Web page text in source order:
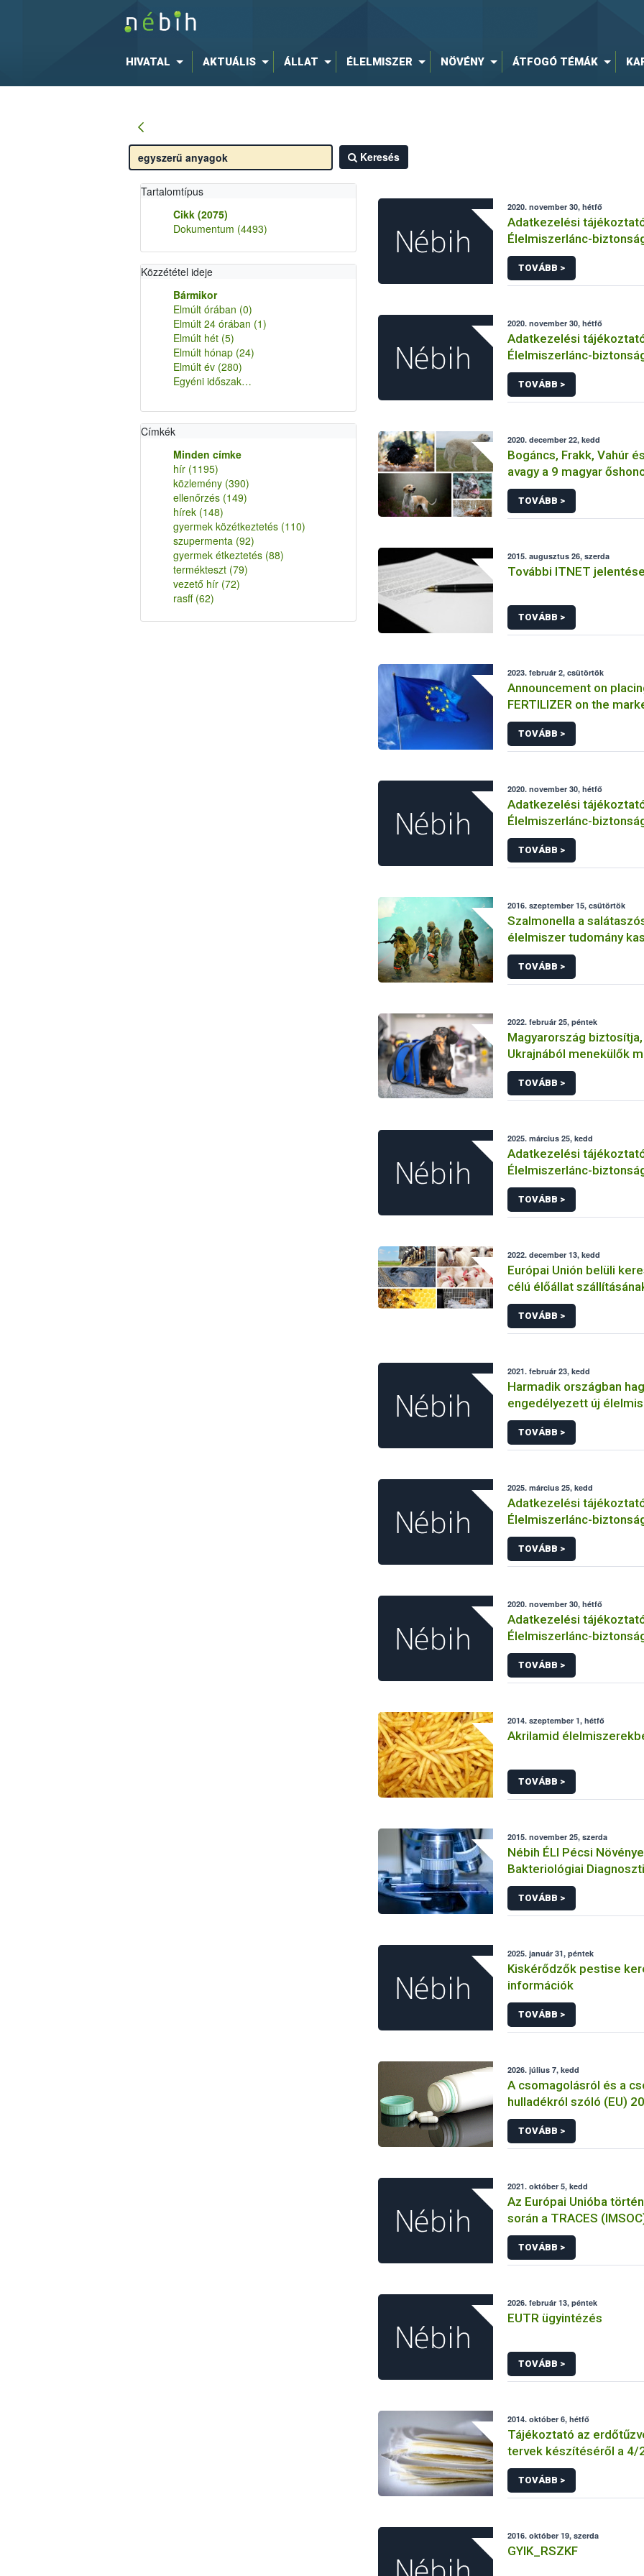
HIVATAL AKTUÁLIS ÁLLAT ÉLELMISZER NÖVÉNY ÁTFOGÓ TÉMÁK
Keresés
Tartalomtípus
Cikk (2075)
Dokumentum (4493)
Közzététel ideje
Bármikor
Elmúlt órában (0)
Elmúlt 24 órában (1)
Elmúlt hét (5)
Elmúlt hónap (24)
Elmúlt év (280)
Egyéni időszak…
Címkék
Minden címke
hír (1195)
közlemény (390)
ellenőrzés (149)
hírek (148)
gyermek közétkeztetés (110)
szupermenta (92)
gyermek étkeztetés (88)
termékteszt (79)
vezető hír (72)
rasff (62)
2020. november 30, hétfő
Adatkezelési
Élelmiszerlánc-
hírlevelére történő
kapcsolódó
vonatkozásában
TOVÁBB >
2020. november 30, hétfő
Adatkezelési
Élelmiszerlánc-
Hivatal
érintetti jogok
összefüggő
TOVÁBB >
2020. december 22, kedd
Bogáncs, Frakk, Vahúr
avagy a 9 magyar
TOVÁBB >
2015. augusztus 26, szerda
További ITNET
TOVÁBB >
2023. február 2, csütörtök
Announcement on
FERTILIZER on the
Information on the
FERTILIZER and the
certificate
TOVÁBB >
2020. november 30, hétfő
Adatkezelési
Élelmiszerlánc-
elkülönített visszaélés-
rendszerhez kapcsolódó
adatkezeléséhez
TOVÁBB >
2016. szeptember 15, csütörtök
Szalmonella a
élelmiszer tudomány
bioterrorizmus terror
TOVÁBB >
2022. február 25, péntek
Magyarország biztosítja,
Ukrajnából menekülők
hozhassák társállataikat
TOVÁBB >
2025. március 25, kedd
Adatkezelési
Élelmiszerlánc-
felnőttképzési
kapcsolódó
TOVÁBB >
2022. december 13, kedd
Európai Unión belüli
célú élőállat
állategészségügyi
TOVÁBB >
2021. február 23, kedd
Harmadik országban
engedélyezett új
Európai Unióban
TOVÁBB >
2025. március 25, kedd
Adatkezelési
Élelmiszerlánc-
Ügyfélprofil
tevékenység
közhatalmi eljárásaihoz
TOVÁBB >
2020. november 30, hétfő
Adatkezelési
Élelmiszerlánc-
panaszok és közérdekű
kezeléséhez kapcsolódó
adatkezeléséhez
TOVÁBB >
2014. szeptember 1, hétfő
Akrilamid
TOVÁBB >
2015. november 25, szerda
Nébih ÉLI Pécsi
Bakteriológiai
Referencia Laboratórium
TOVÁBB >
2025. január 31, péntek
Kiskérődzők pestise
információk
TOVÁBB >
2026. július 7, kedd
A csomagolásról és a
hulladékról szóló (EU)
rendelet és a fogyasztók
élelmiszerekkel
tájékoztatásáról szóló
összehangolásáról szóló AÉM –
Nébih szakmai álláspont
TOVÁBB >
2021. október 5, kedd
Az Európai Unióba
során a TRACES
rendszerben kiállított
Egészségügyi
KEBO-D (angolul:
TOVÁBB >
2026. február 13, péntek
EUTR ügyintézés
TOVÁBB >
2014. október 6, hétfő
Tájékoztató az
tervek készítéséről a 4/
ÖM rendelet előírásai
TOVÁBB >
2016. október 19, szerda
GYIK_RSZKF